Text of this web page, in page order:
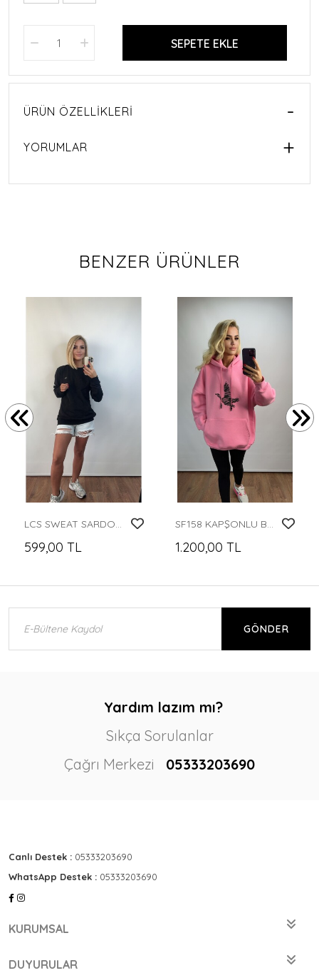
SEPETE EKLE
ÜRÜN ÖZELLIKLERI
YORUMLAR
BENZER ÜRÜNLER
599,00 TL 1.200,00 TL
GÖNDER
Yardım lazım mı?
Sıkça Sorulanlar
Çağrı Merkezi
05333203690
Canlı Destek : 05333203690
WhatsApp Destek : 05333203690
KURUMSAL
DUYURULAR